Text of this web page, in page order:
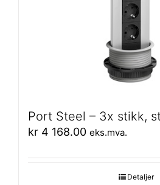
Port Steel – 3x stikk,
kr 4 168.00 eks.mva.
Detaljer